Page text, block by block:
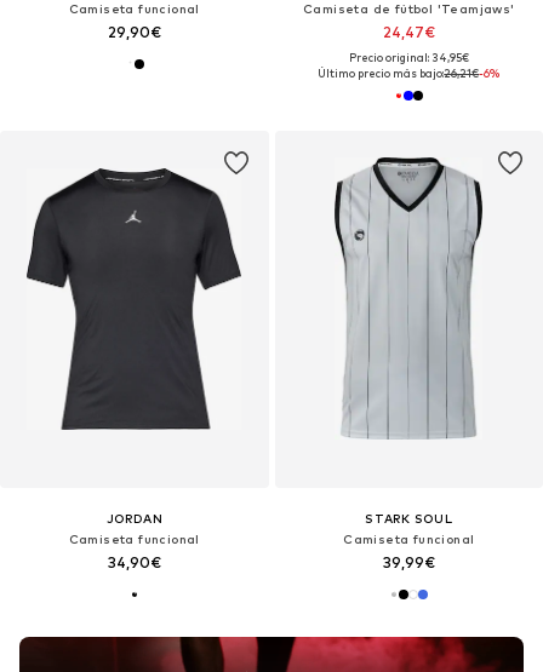
Camiseta funcional
29,90€
Camiseta de fútbol 'Teamjaws'
24,47€
Precio original: 34,95€
Último precio más bajo:26,21€-6%
JORDAN
Camiseta funcional
34,90€
STARK SOUL
Camiseta funcional
39,99€